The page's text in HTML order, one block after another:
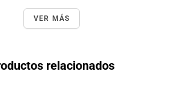
VER MÁS
relacionados